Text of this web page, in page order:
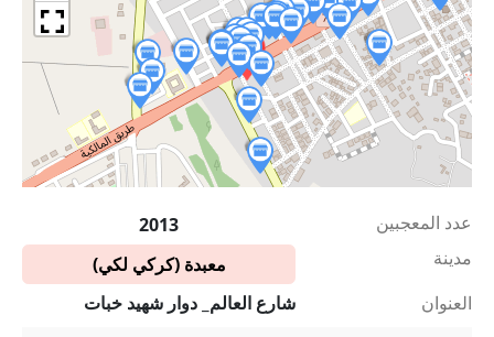
عدد المعجبين
2013
مدينة
معبدة (كركي لكي)
العنوان
شارع العالم_ دوار شهيد خبات